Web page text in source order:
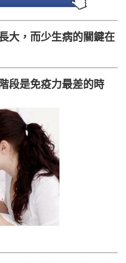
大，而少生病的關鍵在
段是免疫力最差的時